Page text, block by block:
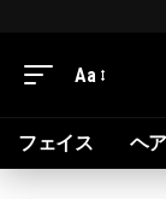
Aa
フェイス ヘ